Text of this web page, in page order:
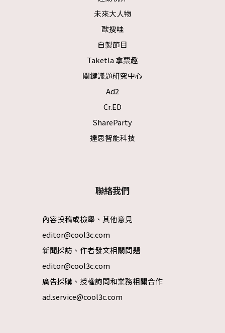
未來大人物
歐搜哇
自製節目
Taketla 拿票趣
關鍵議題研究中心
Ad2
Cr.ED
ShareParty
達思智能科技
聯絡我們
內容投稿或檢舉、其他意見
editor@cool3c.com
新聞採訪、作者發文相關問題
editor@cool3c.com
廣告採購、授權詢問和業務相關合作
ad.service@cool3c.com